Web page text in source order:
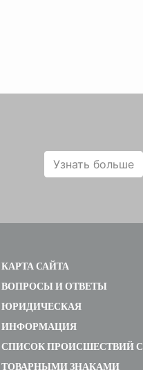
Узнать больше
КАРТА САЙТА
ВОПРОСЫ И ОТВЕТЫ
ЮРИДИЧЕСКАЯ
ИНФОРМАЦИЯ
СПИСОК ПРОИСШЕСТВИЙ С
ТОВАРНЫМИ ЗНАКАМИ